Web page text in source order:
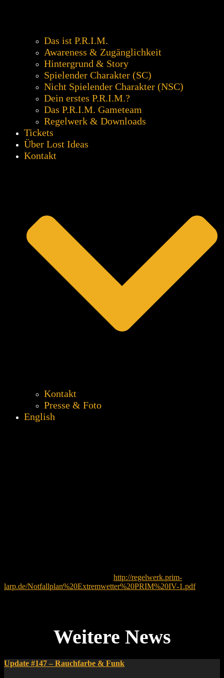
Das ist P.R.I.M.
Awareness & Zugänglichkeit
Hintergrund & Story
Spielender Charakter (SC)
Nicht Spielender Charakter (NSC)
Dein erstes P.R.I.M.?
Das P.R.I.M. Gameteam
Regelwerk & Downloads
Tickets
Über Lost Ideas
Kontakt
Kontakt
Presse & Foto
English
http://regelwerk.prim-
larp.de/Notfallplan%20Extremwetter%20PRIM%20IV-1.pdf
Update #147 – Rauchfarbe & Funk